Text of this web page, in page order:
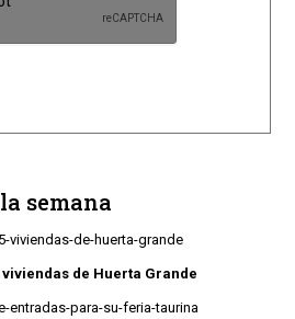
semana
de Huerta Grande